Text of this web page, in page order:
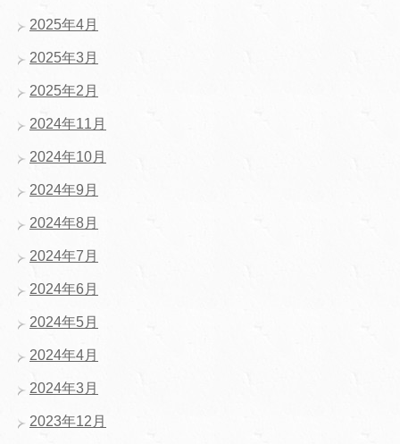
2025年4月
2025年3月
2025年2月
2024年11月
2024年10月
2024年9月
2024年8月
2024年7月
2024年6月
2024年5月
2024年4月
2024年3月
2023年12月